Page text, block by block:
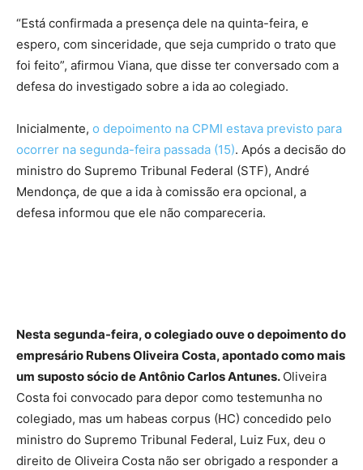
“Está confirmada a presença dele na quinta-feira, e
espero, com sinceridade, que seja cumprido o trato que
foi feito”, afirmou Viana, que disse ter conversado com a
defesa do investigado sobre a ida ao colegiado.
Inicialmente, o depoimento na CPMI estava previsto para
ocorrer na segunda-feira passada (15). Após a decisão do
ministro do Supremo Tribunal Federal (STF), André
Mendonça, de que a ida à comissão era opcional, a
defesa informou que ele não compareceria.
Nesta segunda-feira, o colegiado ouve o depoimento do
empresário Rubens Oliveira Costa, apontado como mais
um suposto sócio de Antônio Carlos Antunes. Oliveira
Costa foi convocado para depor como testemunha no
colegiado, mas um habeas corpus (HC) concedido pelo
ministro do Supremo Tribunal Federal, Luiz Fux, deu o
direito de Oliveira Costa não ser obrigado a responder a